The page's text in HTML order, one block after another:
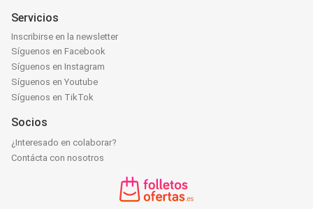
Servicios
Inscribirse en la newsletter
Síguenos en Facebook
Síguenos en Instagram
Síguenos en Youtube
Síguenos en TikTok
Socios
¿Interesado en colaborar?
Contácta con nosotros